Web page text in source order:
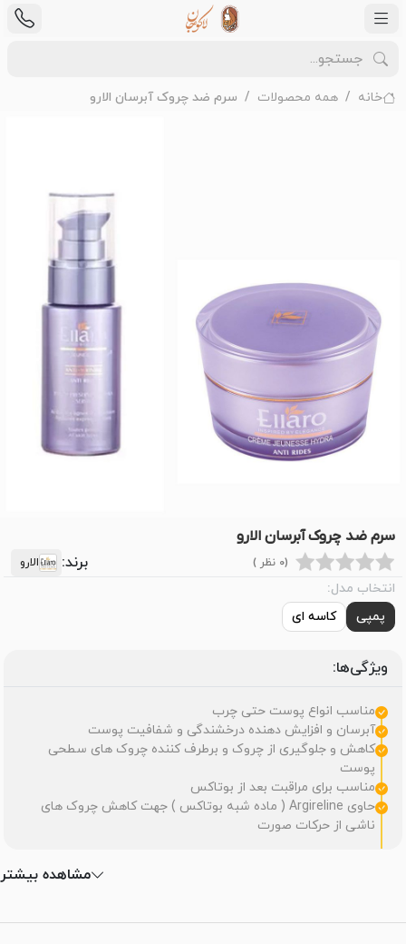
خانه همه محصولات سرم ضد چروک آبرسان الارو
سرم ضد چروک آبرسان الارو
(0 نظر ) برند: الارو
انتخاب مدل:
پمپی
کاسه ای
ویژگی‌ها:
مناسب انواع پوست حتی چرب
آبرسان و افزایش دهنده درخشندگی و شفافیت پوست
کاهش و جلوگیری از چروک و برطرف کننده چروک های سطحی
پوست
مناسب برای مراقبت بعد از بوتاکس
حاوی Argireline ( ماده شبه بوتاکس ) جهت کاهش چروک های
ناشی از حرکات صورت
مشاهده بیشتر